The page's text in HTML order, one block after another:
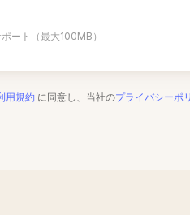
ート（最大100MB）
用規約 に同意し、当社のプライバシーポ